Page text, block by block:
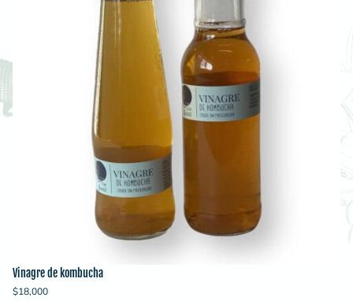
Vinagre de kombucha
$18,000